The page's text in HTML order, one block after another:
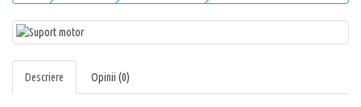
Descriere Opinii (0)